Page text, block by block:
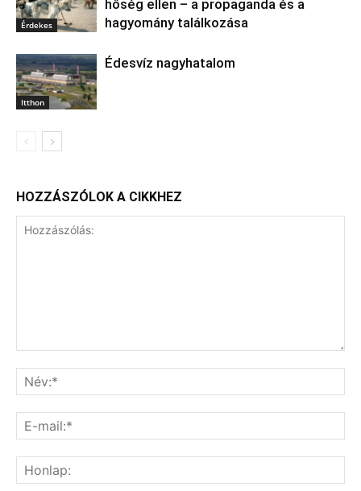
Érdekes
hőség ellen – a propaganda és a
hagyomány találkozása
Itthon
Édesvíz nagyhatalom
HOZZÁSZÓLOK A CIKKHEZ